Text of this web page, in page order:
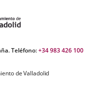
Teléfono:+34 983 426 100
de Valladolid